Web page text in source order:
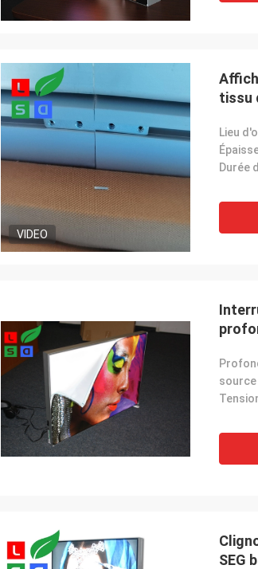
M. Jason du Canada
Nous recevons le paquet, et apprécié pour
regarder la finition de bonne qualité, vous
fera connaître dès que quelque chose
sera soulevée.
VIDEO
tissu
Lieu
Durée
source
SEG